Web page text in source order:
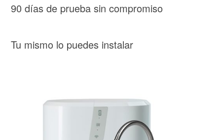
90 días de prueba sin compromiso
Tu mismo lo puedes instalar